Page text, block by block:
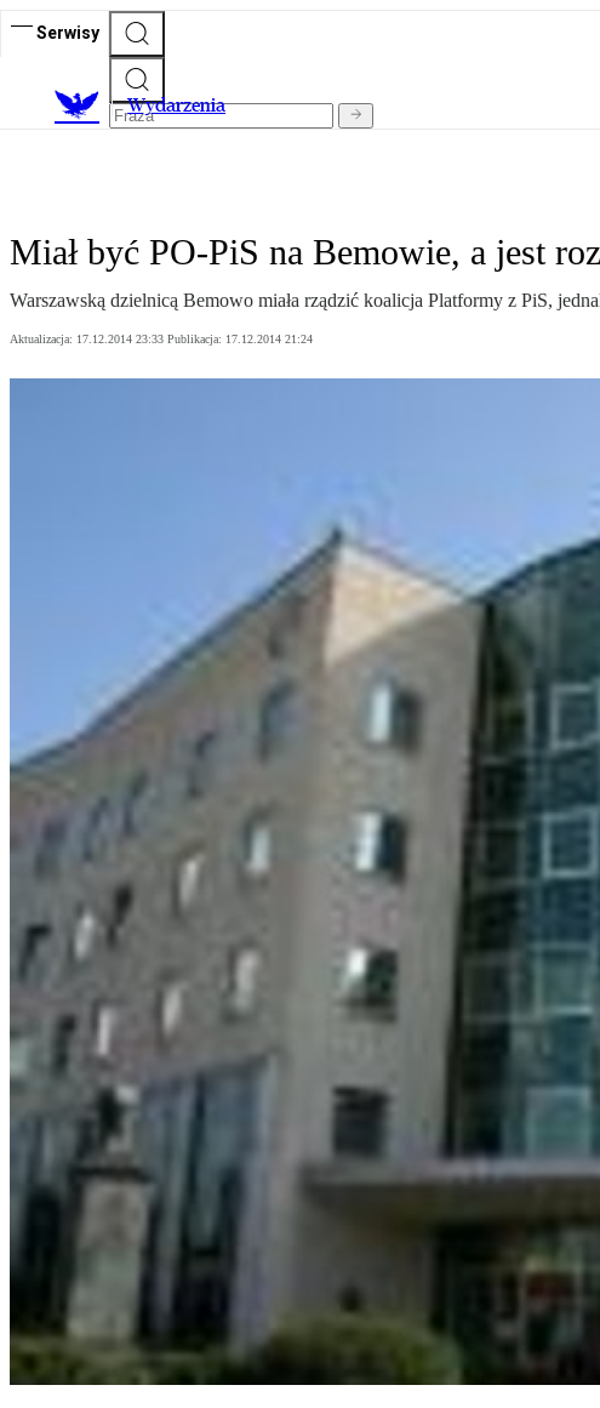
Serwisy
Wydarzenia
Miał być PO-PiS na Bemowie, a jest
Warszawską dzielnicą Bemowo miała rządzić koalicja Platformy z PiS,
Aktualizacja: 17.12.2014 23:33 Publikacja: 17.12.2014 21:24